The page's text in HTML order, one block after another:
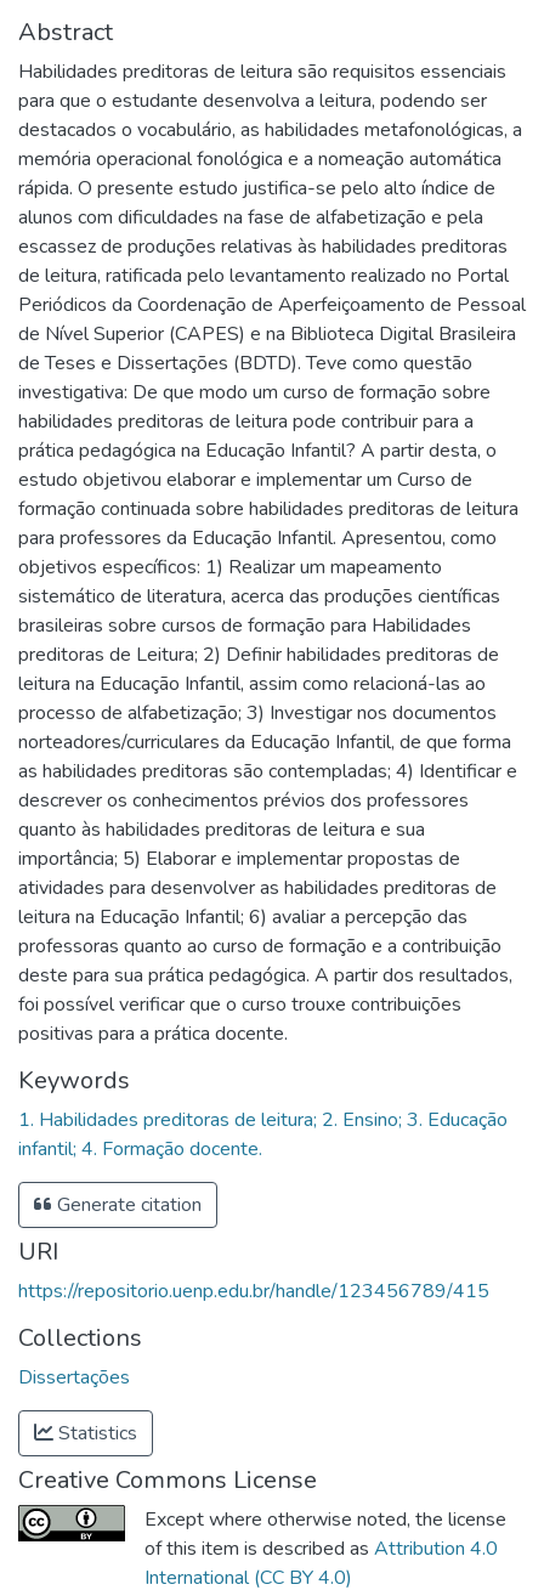
Abstract
Habilidades preditoras de leitura são requisitos essenciais
para que o estudante desenvolva a leitura, podendo ser
destacados o vocabulário, as habilidades metafonológicas, a
memória operacional fonológica e a nomeação automática
rápida. O presente estudo justifica-se pelo alto índice de
alunos com dificuldades na fase de alfabetização e pela
escassez de produções relativas às habilidades preditoras
de leitura, ratificada pelo levantamento realizado no Portal
Periódicos da Coordenação de Aperfeiçoamento de Pessoal
de Nível Superior (CAPES) e na Biblioteca Digital Brasileira
de Teses e Dissertações (BDTD). Teve como questão
investigativa: De que modo um curso de formação sobre
habilidades preditoras de leitura pode contribuir para a
prática pedagógica na Educação Infantil? A partir desta, o
estudo objetivou elaborar e implementar um Curso de
formação continuada sobre habilidades preditoras de leitura
para professores da Educação Infantil. Apresentou, como
objetivos específicos: 1) Realizar um mapeamento
sistemático de literatura, acerca das produções científicas
brasileiras sobre cursos de formação para Habilidades
preditoras de Leitura; 2) Definir habilidades preditoras de
leitura na Educação Infantil, assim como relacioná-las ao
processo de alfabetização; 3) Investigar nos documentos
norteadores/curriculares da Educação Infantil, de que forma
as habilidades preditoras são contempladas; 4) Identificar e
descrever os conhecimentos prévios dos professores
quanto às habilidades preditoras de leitura e sua
importância; 5) Elaborar e implementar propostas de
atividades para desenvolver as habilidades preditoras de
leitura na Educação Infantil; 6) avaliar a percepção das
professoras quanto ao curso de formação e a contribuição
deste para sua prática pedagógica. A partir dos resultados,
foi possível verificar que o curso trouxe contribuições
positivas para a prática docente.
Keywords
1. Habilidades preditoras de leitura; 2. Ensino; 3. Educação
infantil; 4. Formação docente.
Generate citation
URI
https://repositorio.uenp.edu.br/handle/123456789/415
Collections
Dissertações
Statistics
Creative Commons License
Except where otherwise noted, the license
of this item is described as Attribution 4.0
International (CC BY 4.0)